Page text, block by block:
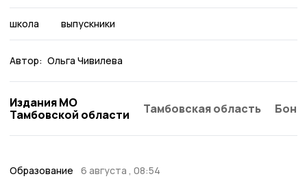
школа выпускники
Автор: Ольга Чивилева
Издания МО
Тамбовской области
Тамбовская область
Образование 6 августа , 08:54